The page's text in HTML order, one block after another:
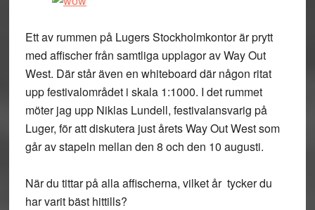
Ett av rummen på Lugers Stockholmkontor är prytt
med affischer från samtliga upplagor av Way Out
West. Där står även en whiteboard där någon ritat
upp festivalområdet i skala 1:1000. I det rummet
möter jag upp Niklas Lundell, festivalansvarig på
Luger, för att diskutera just årets Way Out West som
går av stapeln mellan den 8 och den 10 augusti.
När du tittar på alla affischerna, vilket år tycker du
har varit bäst hittills?